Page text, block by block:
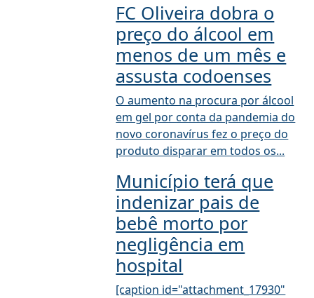
FC Oliveira dobra o
preço do álcool em
menos de um mês e
assusta codoenses
O aumento na procura por álcool
em gel por conta da pandemia do
novo coronavírus fez o preço do
produto disparar em todos os...
Município terá que
indenizar pais de
bebê morto por
negligência em
hospital
[caption id="attachment_17930"